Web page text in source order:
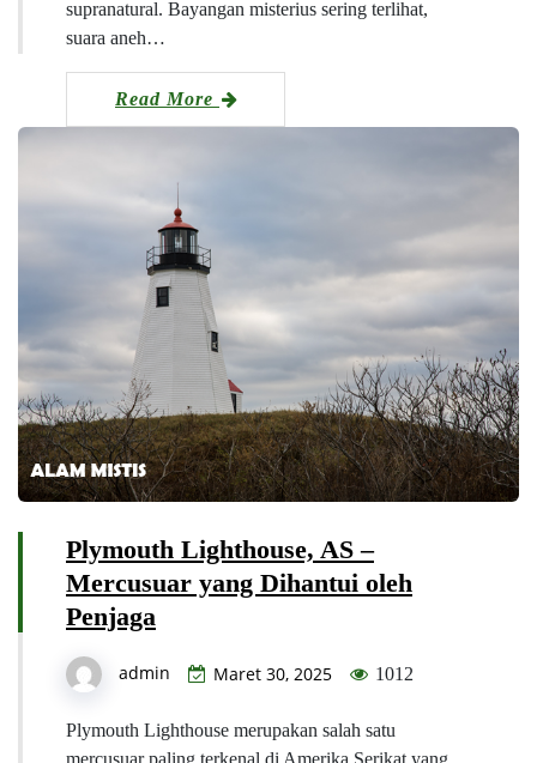
supranatural. Bayangan misterius sering terlihat,
suara aneh…
Read More
Plymouth Lighthouse, AS –
Mercusuar yang Dihantui oleh
Penjaga
admin Maret 30, 2025 1012
Plymouth Lighthouse merupakan salah satu
mercusuar paling terkenal di Amerika Serikat yang